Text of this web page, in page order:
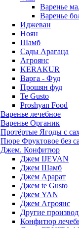
Варенье
Варенье
Иджеван
Ноян
Шамб
Сады Арагаца
Агроянс
KERAKUR
Варга - Фуд
Прошян фуд
Te Gusto
Proshyan Food
Варенье лечебное
Варенье Органик
Протёртые Ягоды с
Пюре Фруктовое без
Джем. Конфитюр
Джем IJEVAN
Джем Шамб
Джем Арарат
Джем te Gusto
Джем YAN
Джем Агроянс
Другие
Конфитюр